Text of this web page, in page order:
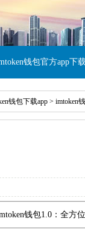
钱包官方app下
钱包下载app > imtoken
钱包1.0：全方